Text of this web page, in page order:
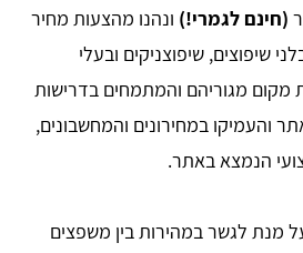
(חינם לגמרי!) ונהנו מהצעות מחיר
שיפוצים, שיפוצניקים ובעלי
מקום מגוריהם והמתמחים בדרישות
והעמיקו במחירונים והמחשבונים,
הנמצא באתר.
מנת לגשר במהירות בין משפצים